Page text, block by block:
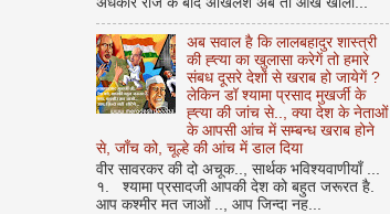
अब सवाल है कि लालबहादुर शास्त्री
की ह्त्या का खुलासा करेगें तो हमारे
संबध दूसरे देशों से खराब हो जायेगें ?
लेकिन डॉ श्यामा प्रसाद मुखर्जी के
ह्त्या की जांच से.., क्या देश के नेताओं
के आपसी आंच में सम्बन्ध खराब होने
से, जाँच को, चूल्हे की आंच में डाल दिया
वीर सावरकर की दो अचूक.., सार्थक भविश्यवाणीयाँ ...
१. श्यामा प्रसादजी आपकी देश को बहुत जरूरत है.
आप कश्मीर मत जाओं .., आप जिन्दा नह...